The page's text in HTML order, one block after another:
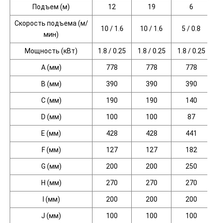
Подъем (м) 12 19 6
Скорость подъема (м/
мин)
10 / 1.6 10 / 1.6 5 / 0.8
Мощность (кВт) 1.8 / 0.25 1.8 / 0.25 1.8 / 0.25
A (мм) 778 778 778
B (мм) 390 390 390
C (мм) 190 190 140
D (мм) 100 100 87
E (мм) 428 428 441
F (мм) 127 127 182
G (мм) 200 200 250
H (мм) 270 270 270
(мм) 200 200 200
J (мм) 100 100 100